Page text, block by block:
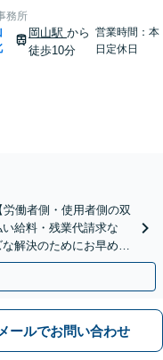
務所
岡山駅 から
徒歩10分
営業時間：本
日定休日
労働者側・使用者側の双
給料・残業代請求な
解決のためにお早めに
ポートします
メールでお問い合わせ